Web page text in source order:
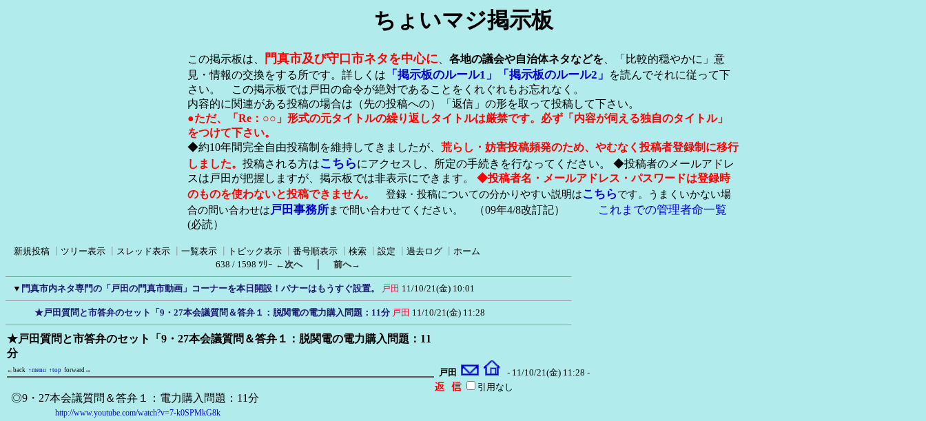
ちょいマジ掲示板
この掲示板は、 門真市及び守口市ネタを中心に、 各地の議会や自治体ネタなどを、「比較的穏やかに」意
見・情報の交換をする所です。詳しくは
「掲示板のルール1」 「掲示板のルール2」
を読んでそれに従って下
さい。 この掲示板では戸田の命令が絶対であることをくれぐれもお忘れなく。
内容的に関連がある投稿の場合は（先の投稿への）「返信」の形を取って投稿して下さい。
●ただ、「Re：○○」形式の元タイトルの繰り返しタイトルは厳禁です。必ず「内容が伺える独自のタイトル」
をつけて下さい。
◆約10年間完全自由投稿制を維持してきましたが、 荒らし・妨害投稿頻発のため、やむなく投稿者登録制に移行
しました。 投稿される方はこちらにアクセスし、所定の手続きを行なってください。 ◆投稿者のメールアドレ
スは戸田が把握しますが、掲示板では非表示にできます。 ◆投稿者名・メールアドレス・パスワードは登録時
のものを使わないと投稿できません。
登録・投稿についての分かりやすい説明はこちらです。うまくいかない場
合の問い合わせは戸田事務所まで問い合わせてください。 （09年4/8改訂記） これまでの管理者命一覧
(必読）
新規投稿 ツリー表示 スレッド表示 一覧表示 トピック表示 番号順表示 検索 設定 過去ログ
ホーム
638 / 1598 ﾂﾘｰ ←次へ｜ 前へ→
▼ 門真市内ネタ専門の「戸田の門真市動画」コーナーを本日開設！バナーはもうすぐ設置。 戸田 11/10/21(金) 10:01
★戸田質問と市答弁のセット「9・27本会議質問＆答弁１：脱関電の電力購入問題：11分 戸田 11/10/21(金) 11:28
★戸田質問と市答弁のセット「9・27本会議質問＆答弁１：脱関電の電力購入問題：11
分
←back ↑menu ↑top forward→ 戸田 - 11/10/21(金) 11:28 -
◎9・27本会議質問＆答弁１：電力購入問題：11分
http://www.youtube.com/watch?v=7-k0SPMkG8k
引用なし